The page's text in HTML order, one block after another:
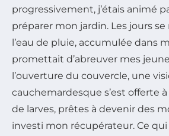
progressivement, j’étais animé
préparer mon jardin. Les jours
l’eau de pluie, accumulée dans
promettait d’abreuver mes
l’ouverture du couvercle, une
cauchemardesque s’est offerte
de larves, prêtes à devenir des
investi mon récupérateur. Ce